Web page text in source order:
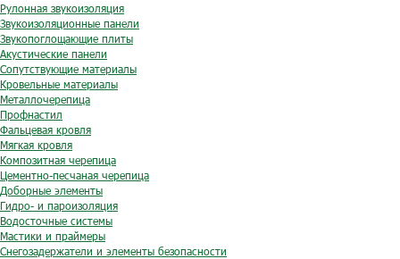
Рулонная звукоизоляция
Звукоизоляционные панели
Звукопоглощающие плиты
Акустические панели
Сопутствующие материалы
Кровельные материалы
Металлочерепица
Профнастил
Фальцевая кровля
Мягкая кровля
Композитная черепица
Цементно-песчаная черепица
Доборные элементы
Гидро- и пароизоляция
Водосточные системы
Мастики и праймеры
Снегозадержатели и элементы безопасности